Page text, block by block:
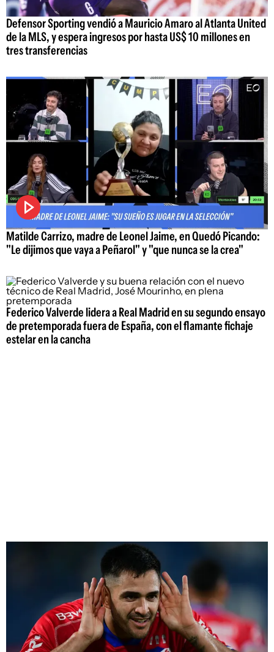
Defensor Sporting vendió a Mauricio Amaro al Atlanta United
de la MLS, y espera ingresos por hasta US$ 10 millones en
tres transferencias
Matilde Carrizo, madre de Leonel Jaime, en Quedó Picando:
"Le dijimos que vaya a Peñarol" y "que nunca se la crea"
Federico Valverde lidera a Real Madrid en su segundo ensayo
de pretemporada fuera de España, con el flamante fichaje
estelar en la cancha